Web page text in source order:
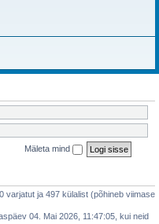
Mäleta mind
varjatut ja 497 külalist (põhineb viimase
04. Mai 2026, 11:47:05, kui neid